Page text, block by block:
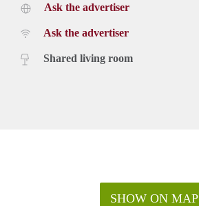
Ask the advertiser
Ask the advertiser
Shared living room
SHOW ON MAP